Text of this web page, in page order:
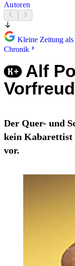
Autoren
Kleine Zeitung
Chronik
Alf
Der Quer- und
kein Kabarettist
vor.